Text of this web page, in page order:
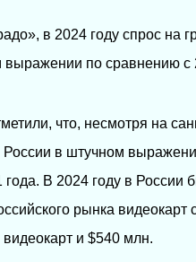
в 2024 году спрос на
по сравнению с
что, несмотря на
России в штучном
года. В 2024 году в
рынка
и $540 млн.